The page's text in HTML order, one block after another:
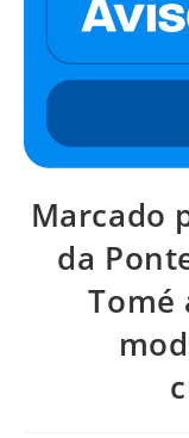
Marcado
da
Tomé